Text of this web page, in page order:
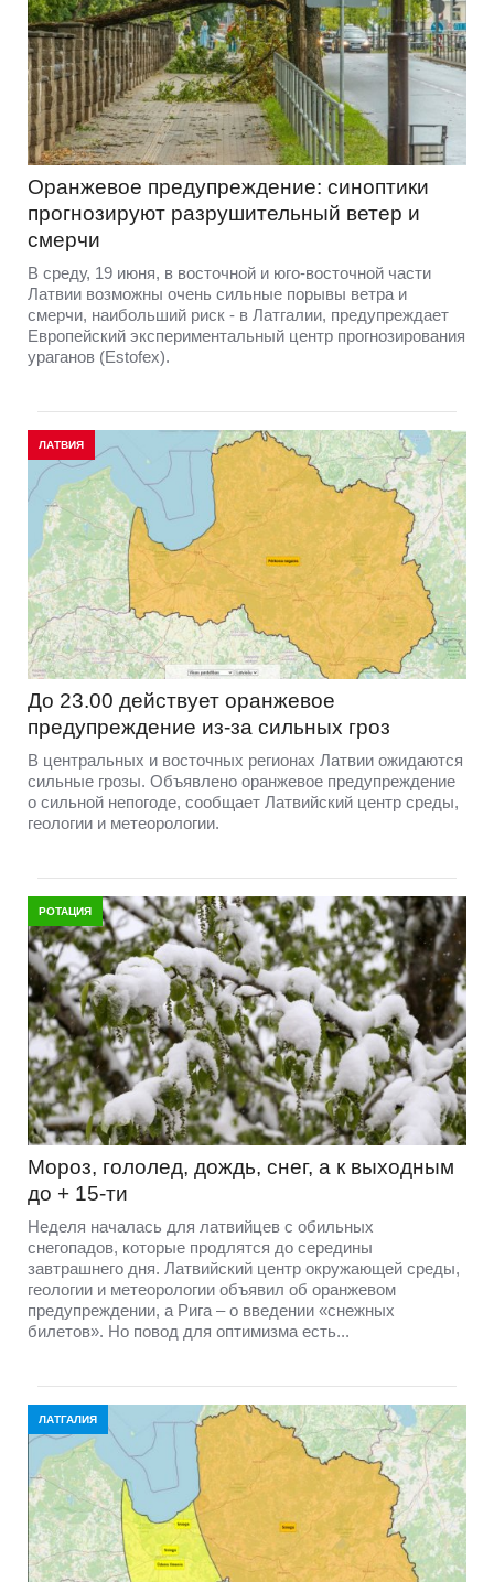
Оранжевое предупреждение: синоптики
прогнозируют разрушительный ветер и
смерчи
В среду, 19 июня, в восточной и юго-восточной части
Латвии возможны очень сильные порывы ветра и
смерчи, наибольший риск - в Латгалии, предупреждает
Европейский экспериментальный центр прогнозирования
ураганов (Estofex).
ЛАТВИЯ
До 23.00 действует оранжевое
предупреждение из-за сильных гроз
В центральных и восточных регионах Латвии ожидаются
сильные грозы. Объявлено оранжевое предупреждение
о сильной непогоде, сообщает Латвийский центр среды,
геологии и метеорологии.
РОТАЦИЯ
Мороз, гололед, дождь, снег, а к выходным
до + 15-ти
Неделя началась для латвийцев с обильных
снегопадов, которые продлятся до середины
завтрашнего дня. Латвийский центр окружающей среды,
геологии и метеорологии объявил об оранжевом
предупреждении, а Рига – о введении «снежных
билетов». Но повод для оптимизма есть...
ЛАТГАЛИЯ